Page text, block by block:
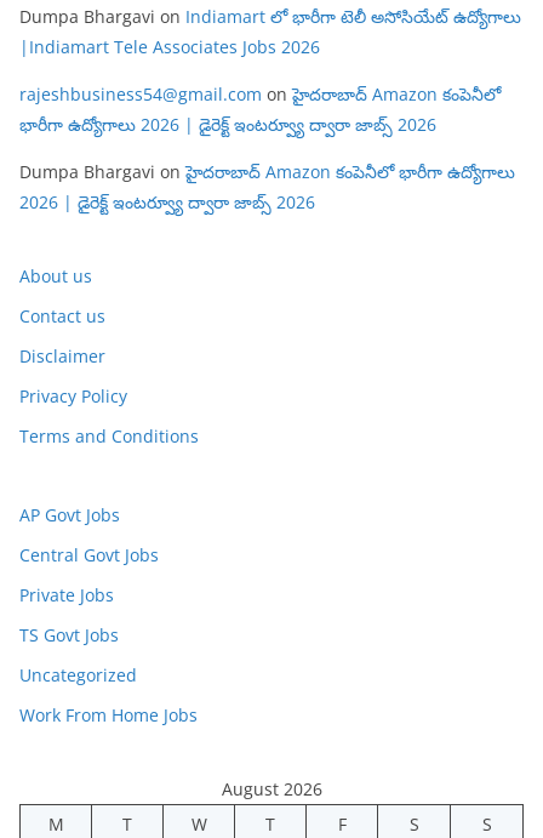
Dumpa Bhargavi on Indiamart లో భారీగా టెలీ అసోసియేట్ ఉద్యోగాలు
|Indiamart Tele Associates Jobs 2026
rajeshbusiness54@gmail.com onహైదరాబాద్ Amazon కంపెనీలో
భారీగా ఉద్యోగాలు 2026 | డైరెక్ట్ ఇంటర్వ్యూ ద్వారా జాబ్స్ 2026
Dumpa Bhargavi onహైదరాబాద్ Amazon కంపెనీలో భారీగా ఉద్యోగాలు
2026 | డైరెక్ట్ ఇంటర్వ్యూ ద్వారా జాబ్స్ 2026
About us
Contact us
Disclaimer
Privacy Policy
Terms and Conditions
AP Govt Jobs
Central Govt Jobs
Private Jobs
TS Govt Jobs
Uncategorized
Work From Home Jobs
August 2026
M
T W T F S S